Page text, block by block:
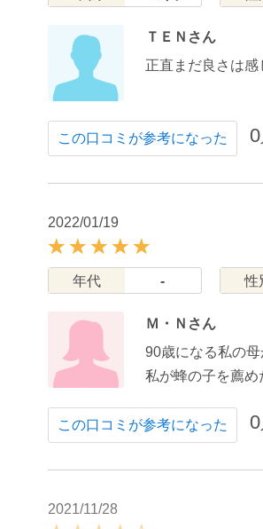
ＴＥＮさん
正直まだ良さは感
この口コミが参考になった 0
2022/01/19
年代 - 性
Ｍ・Ｎさん
90歳になる私の母
私が蜂の子を薦め
この口コミが参考になった 0
2021/11/28